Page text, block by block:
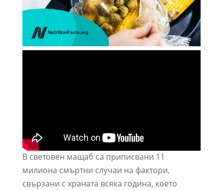
В световен мащаб са приписвани 11
милиона смъртни случаи на фактори,
свързани с храната всяка година, което